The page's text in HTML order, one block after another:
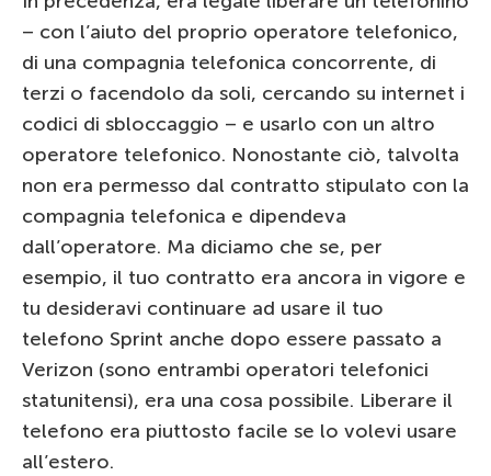
– con l’aiuto del proprio operatore telefonico,
di una compagnia telefonica concorrente, di
terzi o facendolo da soli, cercando su internet i
codici di sbloccaggio – e usarlo con un altro
operatore telefonico. Nonostante ciò, talvolta
non era permesso dal contratto stipulato con la
compagnia telefonica e dipendeva
dall’operatore. Ma diciamo che se, per
esempio, il tuo contratto era ancora in vigore e
tu desideravi continuare ad usare il tuo
telefono Sprint anche dopo essere passato a
Verizon (sono entrambi operatori telefonici
statunitensi), era una cosa possibile. Liberare il
telefono era piuttosto facile se lo volevi usare
all’estero.